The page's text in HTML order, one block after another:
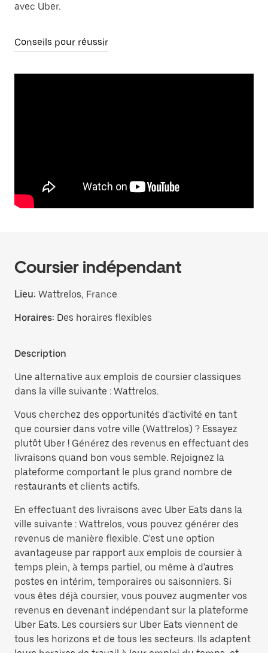
avec Uber.
Conseils pour réussir
Coursier indépendant
Lieu: Wattrelos, France
Horaires: Des horaires flexibles
Description
Une alternative aux emplois de coursier classiques
dans la ville suivante : Wattrelos.
Vous cherchez des opportunités d'activité en tant
que coursier dans votre ville (Wattrelos) ? Essayez
plutôt Uber ! Générez des revenus en effectuant des
livraisons quand bon vous semble. Rejoignez la
plateforme comportant le plus grand nombre de
restaurants et clients actifs.
En effectuant des livraisons avec Uber Eats dans la
ville suivante : Wattrelos, vous pouvez générer des
revenus de manière flexible. C'est une option
avantageuse par rapport aux emplois de coursier à
temps plein, à temps partiel, ou même à d'autres
postes en intérim, temporaires ou saisonniers. Si
vous êtes déjà coursier, vous pouvez augmenter vos
revenus en devenant indépendant sur la plateforme
Uber Eats. Les coursiers sur Uber Eats viennent de
tous les horizons et de tous les secteurs. Ils adaptent